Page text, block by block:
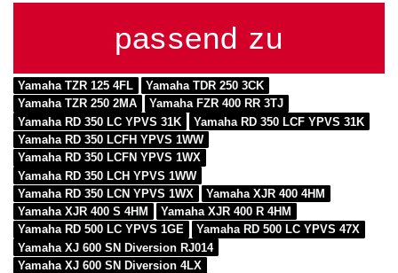
passend zu
Yamaha TZR 125 4FL
Yamaha TDR 250 3CK
Yamaha TZR 250 2MA
Yamaha FZR 400 RR 3TJ
Yamaha RD 350 LC YPVS 31K
Yamaha RD 350 LCF YPVS 31K
Yamaha RD 350 LCFH YPVS 1WW
Yamaha RD 350 LCFN YPVS 1WX
Yamaha RD 350 LCH YPVS 1WW
Yamaha RD 350 LCN YPVS 1WX
Yamaha XJR 400 4HM
Yamaha XJR 400 S 4HM
Yamaha XJR 400 R 4HM
Yamaha RD 500 LC YPVS 1GE
Yamaha RD 500 LC YPVS 47X
Yamaha XJ 600 SN Diversion RJ014
Yamaha XJ 600 SN Diversion 4LX